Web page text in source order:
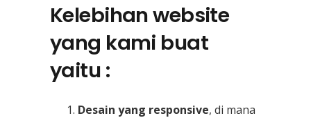
Kelebihan website
yang kami buat
yaitu :
Desain yang responsive, di mana